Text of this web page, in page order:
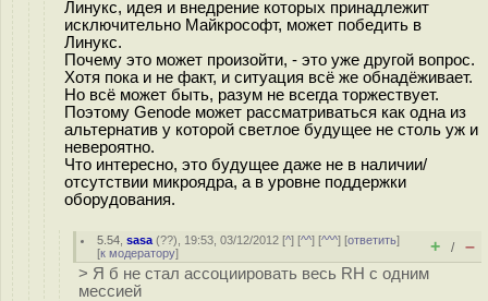
Линукс, идея и внедрение которых принадлежит
исключительно Майкрософт, может победить в
Линукс.
Почему это может произойти, - это уже другой вопрос.
Хотя пока и не факт, и ситуация всё же обнадёживает.
Но всё может быть, разум не всегда торжествует.
Поэтому Genode может рассматриваться как одна из
альтернатив у которой светлое будущее не столь уж и
невероятно.
Что интересно, это будущее даже не в наличии/
отсутствии микроядра, а в уровне поддержки
оборудования.
5.54 ,sasa (??), 19:53, 03/12/2012 [^] [^^] [^^^] [ответить]
[к модератору] + / –
> Я б не стал ассоциировать весь RH с одним
мессией